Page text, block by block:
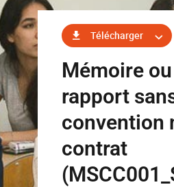
Télécharger
Mémoire ou
rapport
convention
contrat